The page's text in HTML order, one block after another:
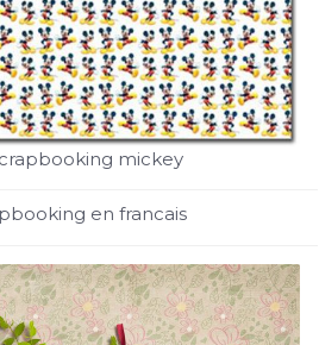
mickey
en francais